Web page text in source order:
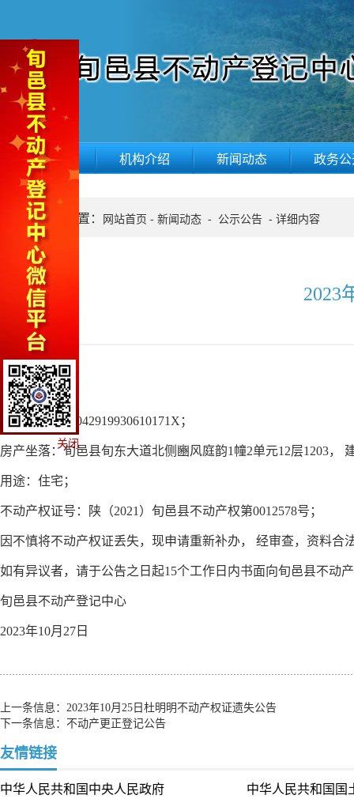
网站首页 机构介绍 新闻动态 政务公
当前位置： 网站首页 - 新闻动态 - 公示公告 - 详细内容
2023
姓名：井航；
身份证号：61042919930610171X ；
房产坐落：旬邑县旬东大道北侧豳风庭韵1幢2单元12层1203，
用途：住宅 ；
不动产权证号： 陕（2021）旬邑县不动产权第0012578号 ；
因不慎将不动产权证丢失，现申请重新补办， 经审查，资料合
如有异议者，请于公告之日起15个工作日内书面向旬邑县不动
旬邑县不动产登记中心
2023年10月27 日
上一条信息： 2023年10月25日杜明明不动产权证遗失公告
下一条信息： 不动产更正登记公告
友情链接
中华人民共和国中央人民政府 中华人民共和国国
关闭